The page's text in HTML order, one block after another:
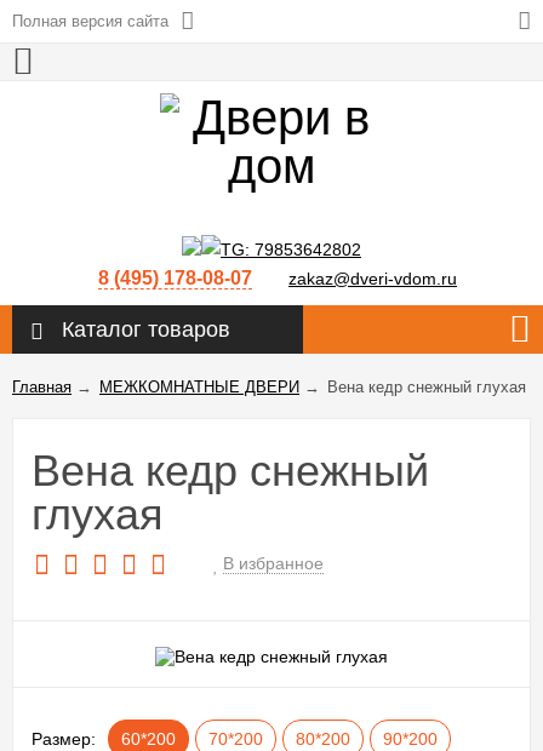
Полная версия сайта
8 (495) 178-08-07 zakaz@dveri-vdom.ru
Каталог товаров
Главная → МЕЖКОМНАТНЫЕ ДВЕРИ → Вена кедр снежный глухая
Вена кедр снежный
глухая
В избранное
Размер: 60*200 70*200 80*200 90*200